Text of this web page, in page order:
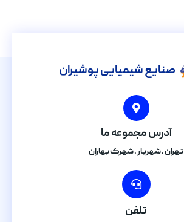
صنایع شیمیایی پوشیران
آدرس مجموعه ما
تهران , شهریار . شهرک بهاران
تلفن